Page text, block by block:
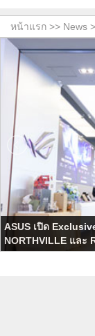
หน้าแรก >> News
ASUS เปิด
NORTHVILLE และ